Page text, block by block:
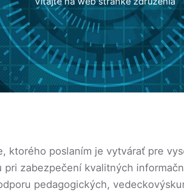
ktorého poslaním je vytvárať pre
zabezpečení kvalitných
pedagogických,